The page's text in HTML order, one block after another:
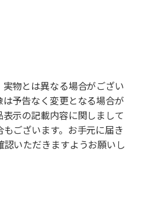
物とは異なる場合がござい
予告なく変更となる場合が
表示の記載内容に関しまして
ございます。お手元に届き
認いただきますようお願いし